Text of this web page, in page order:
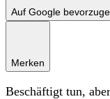
Auf Google
Merken
Beschäftigt tun,